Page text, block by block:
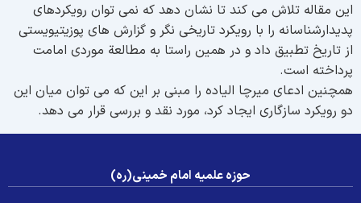
مقاله تلاش می کند تا نشان دهد که نمی توان رویکردهای
را با رویکرد تاریخی نگر و گزارش های پوزیتیویستی
تاریخ تطبیق داد و در همین راستا به مطالعة موردی امامت
است.
ادعای میرچا الیاده را مبنی بر این که می توان میان این
رویکرد سازگاری ایجاد کرد، مورد نقد و بررسی قرار می دهد.
حوزه علمیه امام خمینی(ره)